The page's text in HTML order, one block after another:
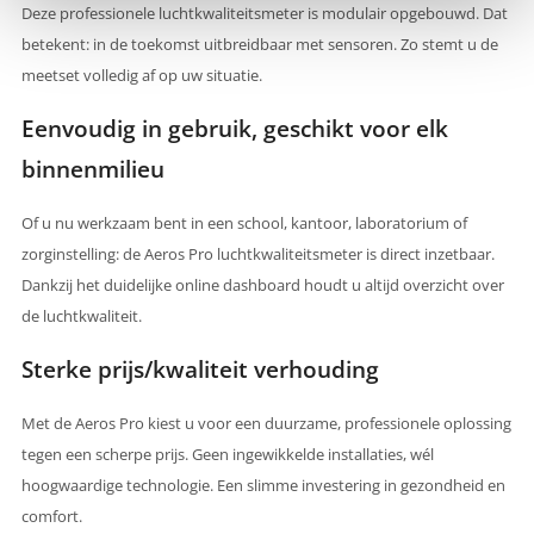
Deze professionele luchtkwaliteitsmeter is modulair opgebouwd. Dat
betekent: in de toekomst uitbreidbaar met sensoren. Zo stemt u de
meetset volledig af op uw situatie.
Eenvoudig in gebruik, geschikt voor elk
binnenmilieu
Of u nu werkzaam bent in een school, kantoor, laboratorium of
zorginstelling: de Aeros Pro luchtkwaliteitsmeter is direct inzetbaar.
Dankzij het duidelijke online dashboard houdt u altijd overzicht over
de luchtkwaliteit.
Sterke prijs/kwaliteit verhouding
Met de Aeros Pro kiest u voor een duurzame, professionele oplossing
tegen een scherpe prijs. Geen ingewikkelde installaties, wél
hoogwaardige technologie. Een slimme investering in gezondheid en
comfort.